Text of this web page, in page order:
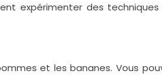
expérimenter des
et les bananes. Vous